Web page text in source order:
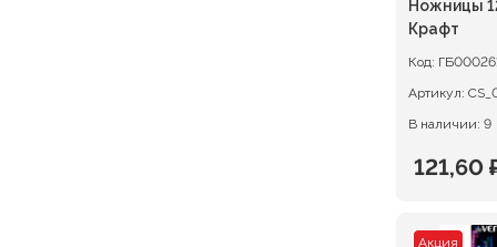
Ножницы
Крафт
Код:
Артикул:
В наличии: 9
121,60
Текущая
Акция